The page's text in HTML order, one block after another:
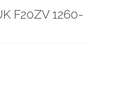
F20ZV 1260-